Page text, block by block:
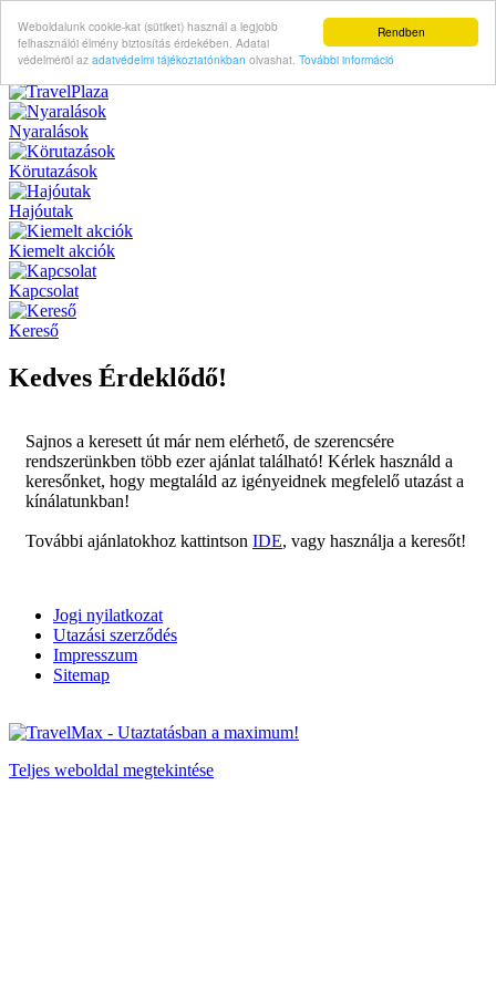
Rendben
Weboldalunk cookie-kat (sütiket) használ a legjobb
felhasználói élmény biztosítás érdekében. Adatai
védelméröl az adatvédelmi tájékoztatónkban olvashat. További információ
Nyaralások
Körutazások
Hajóutak
Kiemelt akciók
Kapcsolat
Kereső
Kedves Érdeklődő!
Sajnos a keresett út már nem elérhető, de szerencsére
rendszerünkben több ezer ajánlat található! Kérlek használd a
keresőnket, hogy megtaláld az igényeidnek megfelelő utazást a
kínálatunkban!
További ajánlatokhoz kattintson IDE, vagy használja a keresőt!
Jogi nyilatkozat
Utazási szerződés
Impresszum
Sitemap
Teljes weboldal megtekintése